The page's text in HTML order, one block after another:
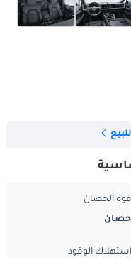
قوة الحصان
استهلاك الوقود